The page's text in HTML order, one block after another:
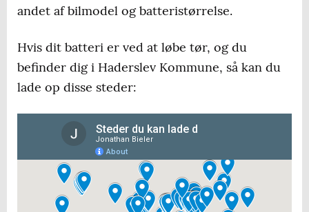
andet af bilmodel og batteristørrelse.
Hvis dit batteri er ved at løbe tør, og du
befinder dig i Haderslev Kommune, så kan du
lade op disse steder: